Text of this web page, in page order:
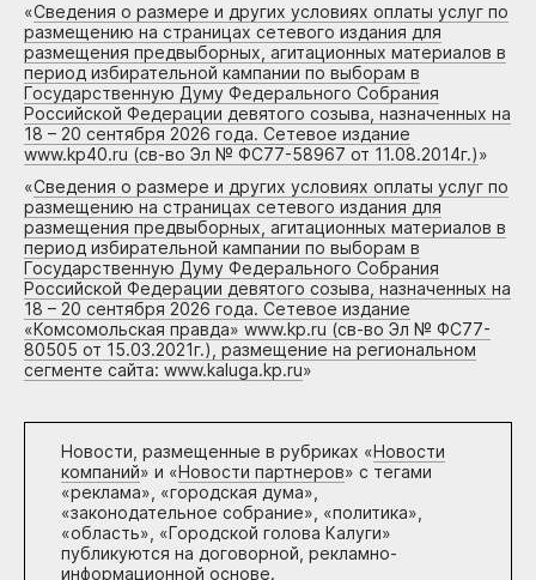
«Сведения о размере и других условиях оплаты услуг по
размещению на страницах сетевого издания для
размещения предвыборных, агитационных материалов в
период избирательной кампании по выборам в
Государственную Думу Федерального Собрания
Российской Федерации девятого созыва, назначенных на
18 – 20 сентября 2026 года. Сетевое издание
www.kp40.ru (св-во Эл № ФС77-58967 от 11.08.2014г.)»
«Сведения о размере и других условиях оплаты услуг по
размещению на страницах сетевого издания для
размещения предвыборных, агитационных материалов в
период избирательной кампании по выборам в
Государственную Думу Федерального Собрания
Российской Федерации девятого созыва, назначенных на
18 – 20 сентября 2026 года. Сетевое издание
«Комсомольская правда» www.kp.ru (св-во Эл № ФС77-
80505 от 15.03.2021г.), размещение на региональном
сегменте сайта: www.kaluga.kp.ru»
Новости, размещенные в рубриках «Новости
компаний» и «Новости партнеров» с тегами
«реклама», «городская дума»,
«законодательное собрание», «политика»,
«область», «Городской голова Калуги»
публикуются на договорной, рекламно-
информационной основе.